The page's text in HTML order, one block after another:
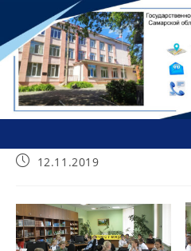
содержимому
Запись12.11.2019